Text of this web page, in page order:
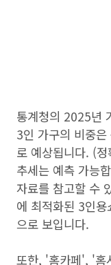
통계청의 2025년
3인 가구의 비중
로 예상됩니다. (
추세는 예측 가능
자료를 참고할 수
에 최적화된 3인
으로 보입니다.
또한, '홈카페', '홈